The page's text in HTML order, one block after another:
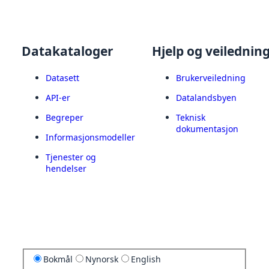
Datakataloger
Datasett
API-er
Begreper
Informasjonsmodeller
Tjenester og
hendelser
Hjelp og
Brukerveiledning
Datalandsbyen
Teknisk
dokumentasjon
Bokmål Nynorsk English